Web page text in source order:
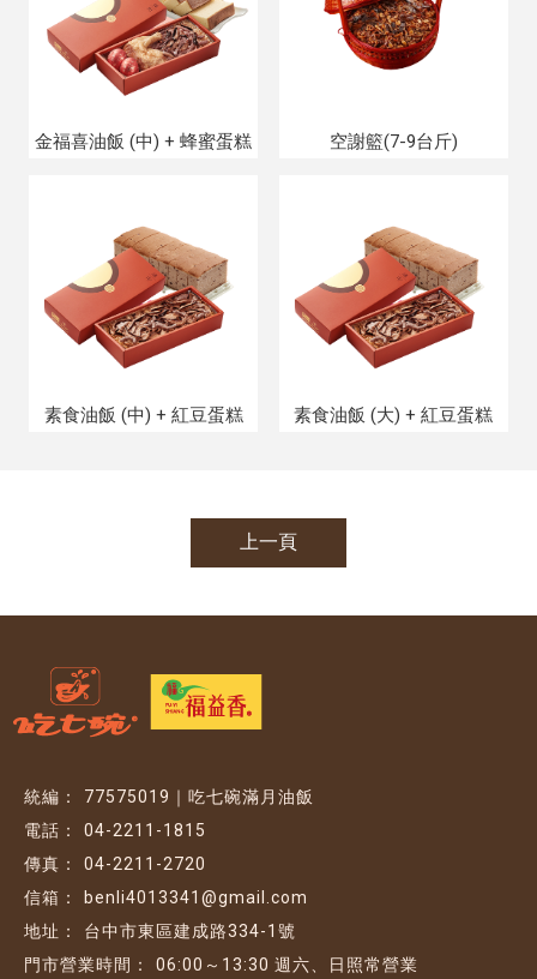
金福喜油飯 (中) + 蜂蜜蛋糕 空謝籃(7-9台斤)
素食油飯 (中) + 紅豆蛋糕 素食油飯 (大) + 紅豆蛋糕
上一頁
77575019｜吃七碗滿月油飯
04-2211-1815
04-2211-2720
benli4013341@gmail.com
台中市東區建成路334-1號
06:00～13:30 週六、日照常營業